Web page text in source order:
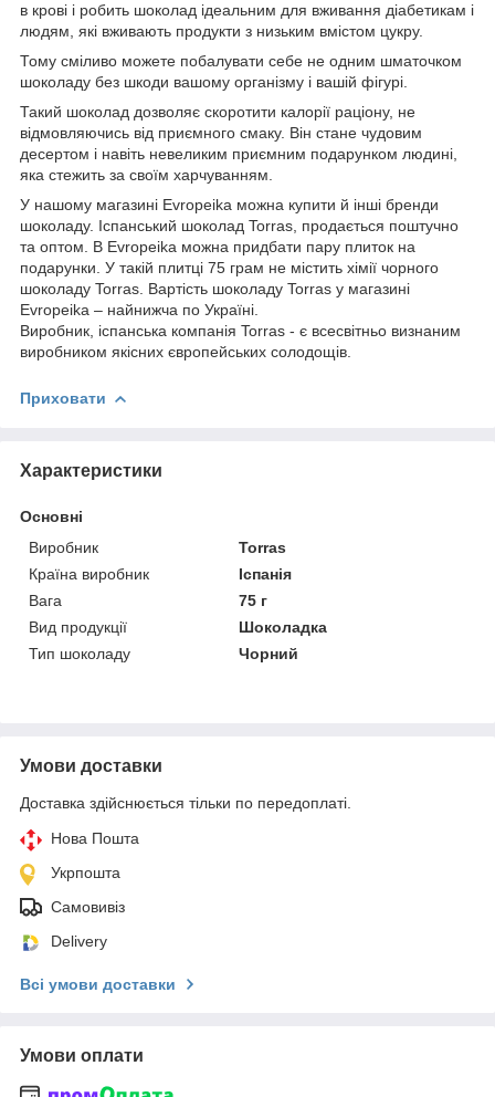
в крові і робить шоколад ідеальним для вживання діабетикам і
людям, які вживають продукти з низьким вмістом цукру.
Тому сміливо можете побалувати себе не одним шматочком
шоколаду без шкоди вашому організму і вашій фігурі.
Такий шоколад дозволяє скоротити калорії раціону, не
відмовляючись від приємного смаку. Він стане чудовим
десертом і навіть невеликим приємним подарунком людині,
яка стежить за своїм харчуванням.
У нашому магазині Evropeika можна купити й інші бренди
шоколаду. Іспанський шоколад Torras, продається поштучно
та оптом. В Evropeika можна придбати пару плиток на
подарунки. У такій плитці 75 грам не містить хімії чорного
шоколаду Torras. Вартість шоколаду Torras у магазині
Evropeika – найнижча по Україні.
Виробник, іспанська компанія Torras - є всесвітньо визнаним
виробником якісних європейських солодощів.
Приховати
Характеристики
Основні
Виробник
Torras
Країна виробник
Іспанія
Вага
75 г
Вид продукції
Шоколадка
Тип шоколаду
Чорний
Умови доставки
Доставка здійснюється тільки по передоплаті.
Нова Пошта
Укрпошта
Самовивіз
Delivery
Всі умови доставки
Умови оплати